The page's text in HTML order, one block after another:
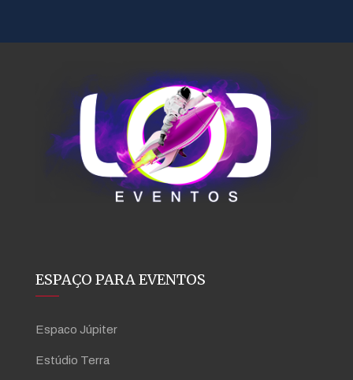
ESPAÇO PARA EVENTOS
Espaco Júpiter
Estúdio Terra